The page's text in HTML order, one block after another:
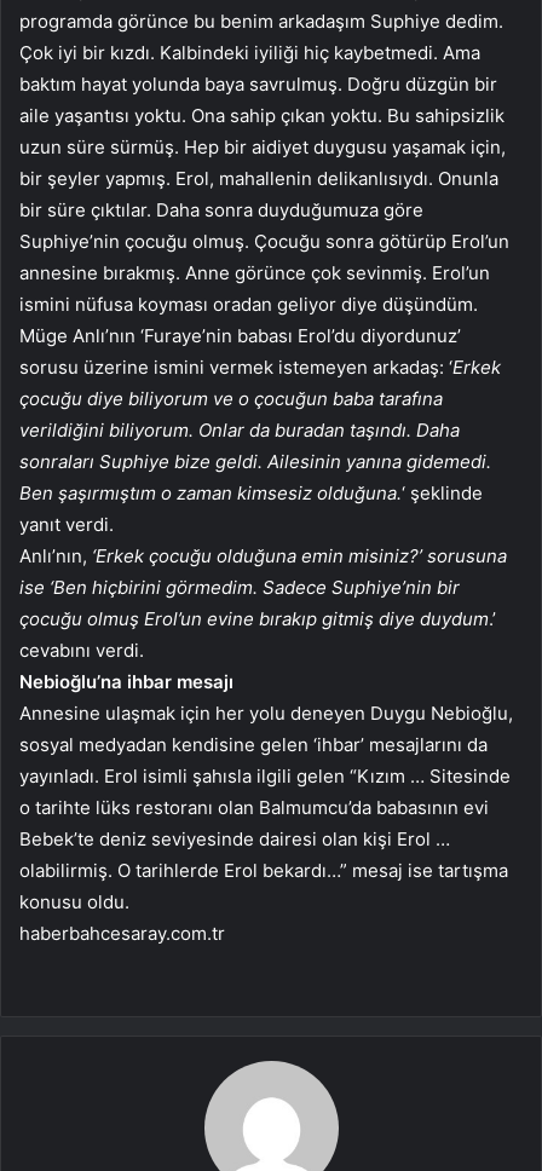
programda görünce bu benim arkadaşım Suphiye dedim.
Çok iyi bir kızdı. Kalbindeki iyiliği hiç kaybetmedi. Ama
baktım hayat yolunda baya savrulmuş. Doğru düzgün bir
aile yaşantısı yoktu. Ona sahip çıkan yoktu. Bu sahipsizlik
uzun süre sürmüş. Hep bir aidiyet duygusu yaşamak için,
bir şeyler yapmış. Erol, mahallenin delikanlısıydı. Onunla
bir süre çıktılar. Daha sonra duyduğumuza göre
Suphiye’nin çocuğu olmuş. Çocuğu sonra götürüp Erol’un
annesine bırakmış. Anne görünce çok sevinmiş. Erol’un
ismini nüfusa koyması oradan geliyor diye düşündüm.
Müge Anlı’nın ‘Furaye’nin babası Erol’du diyordunuz’
sorusu üzerine ismini vermek istemeyen arkadaş: ‘Erkek
çocuğu diye biliyorum ve o çocuğun baba tarafına
verildiğini biliyorum. Onlar da buradan taşındı. Daha
sonraları Suphiye bize geldi. Ailesinin yanına gidemedi.
Ben şaşırmıştım o zaman kimsesiz olduğuna.‘ şeklinde
yanıt verdi.
Anlı’nın, ‘Erkek çocuğu olduğuna emin misiniz?’ sorusuna
ise ‘Ben hiçbirini görmedim. Sadece Suphiye’nin bir
çocuğu olmuş Erol’un evine bırakıp gitmiş diye duydum.’
cevabını verdi.
Nebioğlu’na ihbar mesajı
Annesine ulaşmak için her yolu deneyen Duygu Nebioğlu,
sosyal medyadan kendisine gelen ‘ihbar’ mesajlarını da
yayınladı. Erol isimli şahısla ilgili gelen “Kızım … Sitesinde
o tarihte lüks restoranı olan Balmumcu’da babasının evi
Bebek’te deniz seviyesinde dairesi olan kişi Erol …
olabilirmiş. O tarihlerde Erol bekardı…” mesaj ise tartışma
konusu oldu.
haberbahcesaray.com.tr